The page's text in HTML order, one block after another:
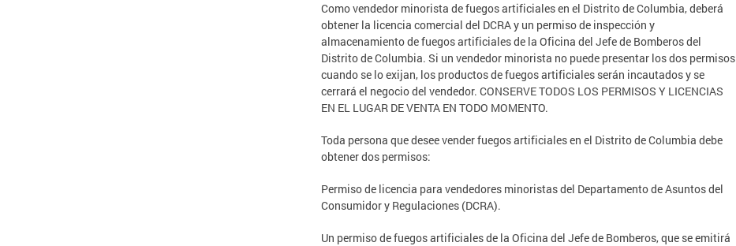
Como vendedor minorista de fuegos artificiales en el Distrito de Columbia, deberá
obtener la licencia comercial del DCRA y un permiso de inspección y
almacenamiento de fuegos artificiales de la Oficina del Jefe de Bomberos del
Distrito de Columbia. Si un vendedor minorista no puede presentar los dos permisos
cuando se lo exijan, los productos de fuegos artificiales serán incautados y se
cerrará el negocio del vendedor. CONSERVE TODOS LOS PERMISOS Y LICENCIAS
EN EL LUGAR DE VENTA EN TODO MOMENTO.
Toda persona que desee vender fuegos artificiales en el Distrito de Columbia debe
obtener dos permisos:
Permiso de licencia para vendedores minoristas del Departamento de Asuntos del
Consumidor y Regulaciones (DCRA).
Un permiso de fuegos artificiales de la Oficina del Jefe de Bomberos, que se emitirá